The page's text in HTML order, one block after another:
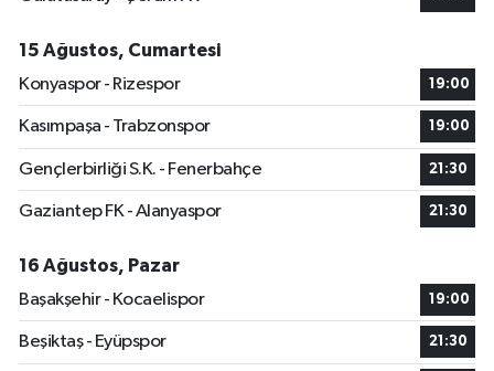
15 Ağustos, Cumartesi
Konyaspor - Rizespor
19:00
Kasımpaşa - Trabzonspor 19:00
Gençlerbirliği S.K. - Fenerbahçe 21:30
Gaziantep FK - Alanyaspor 21:30
16 Ağustos, Pazar
Başakşehir - Kocaelispor
19:00
Beşiktaş - Eyüpspor 21:30